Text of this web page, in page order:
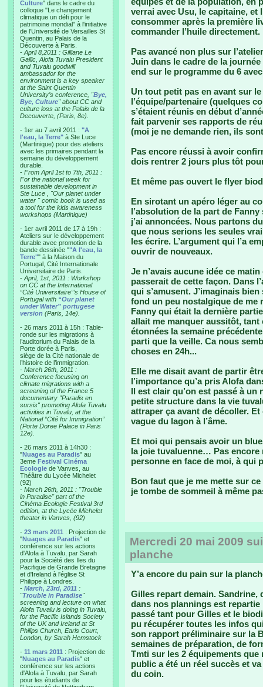
Culture" dans le cadre du
colloque "Le changement
climatique un défi pour le
patrimoine mondial" à l'initiative
de l'Université de Versailles St
Quentin, au Palais de la
Découverte à Paris.
- April 8,2011 : Gilliane Le
Gallic, Alofa Tuvalu President
and Tuvalu goodwill
ambassador for the
environment is a key speaker
at the Saint Quentin
University’s conference, "Bye,
Bye, Culture" about CC and
culture loss at the Palais de la
Decouverte, (Paris, 8e).
- 1er au 7 avril 2011 : "A
l'eau, la Terre" à Ste Luce
(Martinique) pour des ateliers
avec les primaires pendant la
semaine du développement
durable.
- From April 1st to 7th, 2011 :
For the national week for
sustainable development in
Ste Luce , "Our planet under
water " comic book is used as
a tool for the kids awareness
workshops (Martinique)
- 1er avril 2011 de 17 à 19h :
Ateliers sur le développement
durable avec promotion de la
bande dessinée ""A l'eau, la
Terre"" à la Maison du
Portugal, Cité Internationale
Universitaire de Paris.
- April, 1st, 2011 : Workshop
on CC at the International
“Cité Universitaire”’s House of
Portugal with “Our planet
under Water” portugese
version (Paris, 14e).
- 26 mars 2011 à 15h : Table-
ronde sur les migrations à
l’auditorium du Palais de la
Porte dorée à Paris,
siège de la Cité nationale de
l’histoire de l’immigration.
- March 26th, 2011 :
Conference focusing on
climate migrations with a
screening of the France 5
documentary "Paradis en
sursis" promoting Alofa Tuvalu
activities in Tuvalu, at the
National “Cité for Immigration”
(Porte Doree Palace in Paris
12e).
- 26 mars 2011 à 14h30 :
"Nuages au Paradis" au
3eme Festival Cinéma
Ecologie de Vanves, au
Théâtre du Lycée Michelet
(92)
- March 26th, 2011 : "Trouble
in Paradise" part of the
Cinéma Ecologie Festival 3rd
edition, at the Lycée Michelet
theater in Vanves, (92)
- 23 mars 2011 : Projection de
"Nuages au Paradis" et
conférence sur les actions
d'Alofa à Tuvalu, par Sarah
pour la Société des Iles du
Pacifique de Grande Bretagne
et d'Ireland à l'église St
Philippe à Londres.
- March, 23rd, 2011 :
"Trouble in Paradise"
screening and lecture on what
Alofa Tuvalu is doing in Tuvalu,
for the Pacific Islands Society
of the UK and Ireland at St
Philips Church, Earls Court,
London, by Sarah Hemstock
- 11 mars 2011 : Projection de
"Nuages au Paradis" et
conférence sur les actions
d'Alofa à Tuvalu, par Sarah
pour les étudiants de
verrai avec Usu, le capitaine, et
consommer après la première
commander l’huile
Pas avancé non plus sur
Juin dans le cadre de la
end sur le programme du 6
Un tout petit pas en avant sur
l’équipe/partenaire (quelques
s’étaient réunis en début
fait parvenir ses rapports de
(moi je ne demande rien, ils
Pas encore réussi à avoir
dois rentrer 2 jours plus tôt
Et même pas ouvert le flyer
En sirotant un apéro léger au
l’absolution de la part de
j’ai annoncées. Nous partons
que nous serions les seules
les écrire. L’argument qui l’a
ouvrir de nouveaux.
Je n’avais aucune idée ce
passerait de cette façon. Dans
qui s’amusent. J’imaginais
fond un peu nostalgique de me
Fanny qui était la dernière
allait me manquer aussitôt,
étonnées la semaine
parti que la veille. Ca nous
choses en 24h...
Elle me disait avant de partir
l’importance qu’a pris Alofa
Il est clair qu’on est passé à
petite structure dans la vie
attraper ça avant de décoller.
vague du lagon à l’âme.
Et moi qui pensais avoir un
la joie tuvaluenne… Pas encore
personne en face de moi, à qui
Bon faut que je me mette sur
je tombe de sommeil à même
Mercredi 20 mai 2009
planche
Y’a encore du pain sur la
Gilles repart demain. Sandrine,
dans nos plannings est repartie
passé tant pour Gilles et le
pu récupérer toutes les infos
son rapport préliminaire sur la
semaines de préparation, de
Tmti sur les 2 équipements que
public a été un réel succès et
du coin.